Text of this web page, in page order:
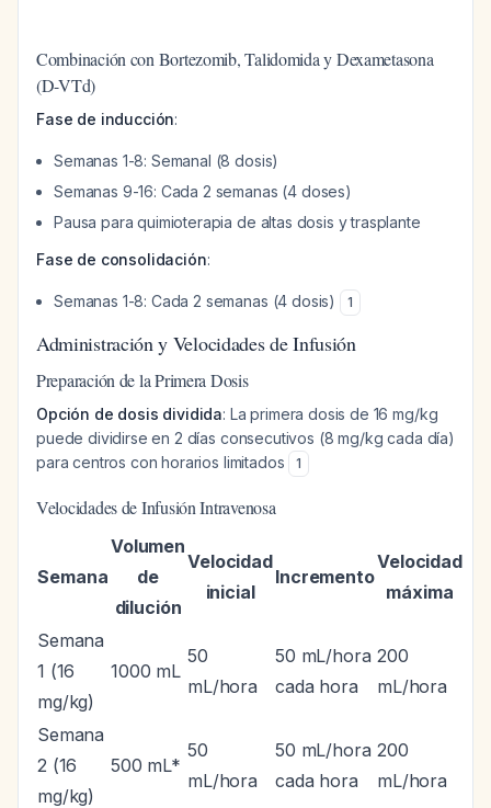
Combinación con Bortezomib, Talidomida y Dexametasona
(D-VTd)
Fase de inducción:
Semanas 1-8: Semanal (8 dosis)
Semanas 9-16: Cada 2 semanas (4 doses)
Pausa para quimioterapia de altas dosis y trasplante
Fase de consolidación:
Semanas 1-8: Cada 2 semanas (4 dosis) 1
Administración y Velocidades de Infusión
Preparación de la Primera Dosis
Opción de dosis dividida: La primera dosis de 16 mg/kg
puede dividirse en 2 días consecutivos (8 mg/kg cada día)
para centros con horarios limitados
1
Velocidades de Infusión Intravenosa
Semana
Volumen
de
dilución
Velocidad
inicial
Incremento
Velocidad
máxima
Semana
1 (16
mg/kg)
1000 mL
50
mL/hora
50 mL/hora
cada hora
200
mL/hora
Semana
2 (16
mg/kg)
500 mL*
50
mL/hora
50 mL/hora
cada hora
200
mL/hora